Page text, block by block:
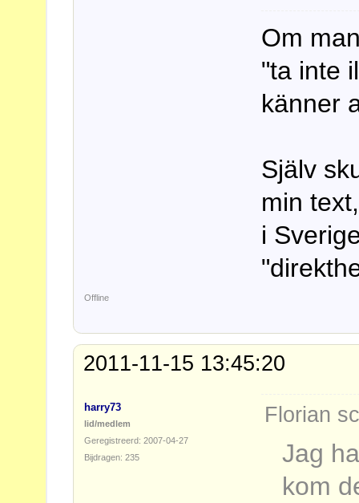
Om
"ta inte
känner
Själv
min
i
Offline
2011-11-15 13:45:20
harry73
lid/medlem
Geregistreerd: 2007-04-27
Bijdragen: 235
Florian
Jag
kom